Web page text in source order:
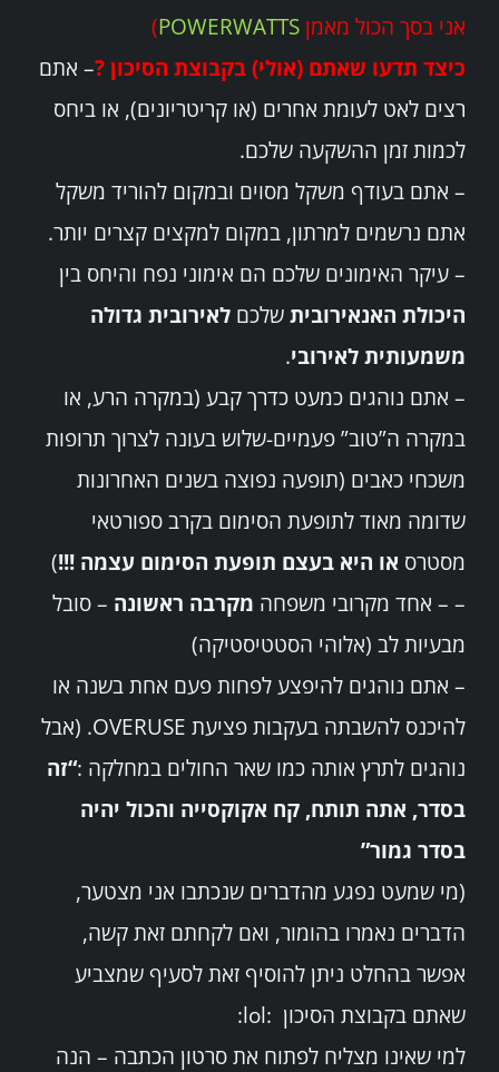
אני בסך הכול מאמן POWERWATTS
)
כיצד תדעו שאתם (אולי) בקבוצת הסיכון ?– אתם
רצים לאט לעומת אחרים (או קריטריונים), או ביחס
לכמות זמן ההשקעה שלכם.
– אתם בעודף משקל מסוים ובמקום להוריד משקל
אתם נרשמים למרתון, במקום למקצים קצרים יותר.
– עיקר האימונים שלכם הם אימוני נפח והיחס בין
היכולת האנאירוביתשלכם לאירובית גדולה
משמעותית לאירובי.
– אתם נוהגים כמעט כדרך קבע (במקרה הרע, או
במקרה ה”טוב” פעמיים-שלוש בעונה לצרוך תרופות
משכחי כאבים (תופעה נפוצה בשנים האחרונות
שדומה מאוד לתופעת הסימום בקרב ספורטאי
מסטרס או היא בעצם תופעת הסימום עצמה !!!)
– – אחד מקרובי משפחה מקרבה ראשונה – סובל
מבעיות לב (אלוהי הסטטיסטיקה)
– אתם נוהגים להיפצע לפחות פעם אחת בשנה או
להיכנס להשבתה בעקבות פציעת OVERUSE. (אבל
נוהגים לתרץ אותה כמו שאר החולים במחלקה :“זה
בסדר, אתה תותח, קח אקוקסייה והכול יהיה
בסדר גמור”
(מי שמעט נפגע מהדברים שנכתבו אני מצטער,
הדברים נאמרו בהומור, ואם לקחתם זאת קשה,
אפשר בהחלט ניתן להוסיף זאת לסעיף שמצביע
שאתם בקבוצת הסיכון :lol:
למי שאינו מצליח לפתוח את סרטון הכתבה – הנה